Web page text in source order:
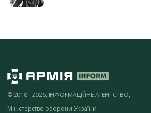
© 2018 - 2026, ІНФОРМАЦІЙНЕ АГЕНТСТВО,
Міністерство оборони України